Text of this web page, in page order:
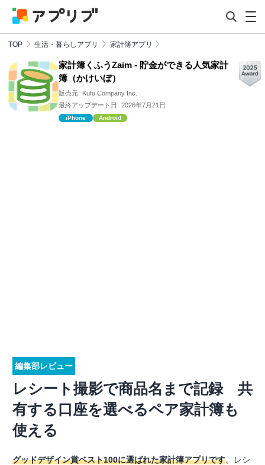
TOP 生活・暮らしアプリ 家計簿アプリ
家計簿くふうZaim - 貯金ができる人気家計
簿（かけいぼ）
販売元: Kufu Company Inc.
最終アップデート日: 2026年7月21日
iPhone Android
編集部レビュー
レシート撮影で商品名まで記録 共
有する口座を選べるペア家計簿も
使える
グッドデザイン賞ベスト100に選ばれた家計簿アプリです。レシ